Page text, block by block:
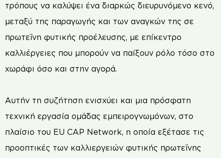
τρόπους να καλύψει ένα διαρκώς διευρυνόμενο κενό,
μεταξύ της παραγωγής και των αναγκών της σε
πρωτεΐνη φυτικής προέλευσης, με επίκεντρο
καλλιέργειες που μπορούν να παίξουν ρόλο τόσο στο
χωράφι όσο και στην αγορά.
Αυτήν τη συζήτηση ενισχύει και μια πρόσφατη
τεχνική εργασία ομάδας εμπειρογνωμόνων, στο
πλαίσιο του EU CAP Network, η οποία εξέτασε τις
προοπτικές των καλλιεργειών φυτικής πρωτεΐνης